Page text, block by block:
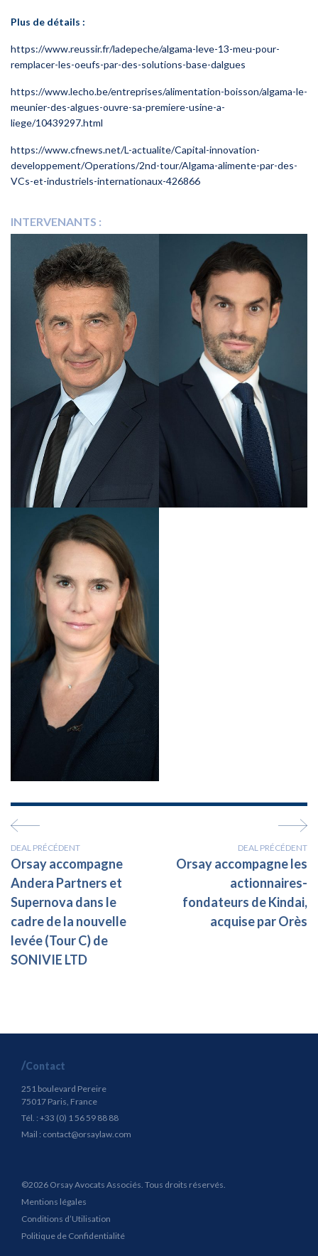
Plus de détails :
https://www.reussir.fr/ladepeche/algama-leve-13-meu-pour-
remplacer-les-oeufs-par-des-solutions-base-dalgues
https://www.lecho.be/entreprises/alimentation-boisson/algama-le-
meunier-des-algues-ouvre-sa-premiere-usine-a-
liege/10439297.html
https://www.cfnews.net/L-actualite/Capital-innovation-
developpement/Operations/2nd-tour/Algama-alimente-par-des-
VCs-et-industriels-internationaux-426866
INTERVENANTS :
DEAL PRÉCÉDENT
Orsay accompagne
Andera Partners et
Supernova dans le
cadre de la nouvelle
levée (Tour C) de
SONIVIE LTD
DEAL PRÉCÉDENT
Orsay accompagne les
actionnaires-
fondateurs de Kindai,
acquise par Orès
Contact
251 boulevard Pereire
75017 Paris, France
Tél. : +33 (0) 1 56 59 88 88
Mail : contact@orsaylaw.com
©2026 Orsay Avocats Associés. Tous droits réservés.
Mentions légales
Conditions d’Utilisation
Politique de Confidentialité